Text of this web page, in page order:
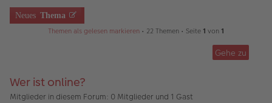
g
B
ei
tr
es
e
n
g
n
g
ei
tr
Neues Thema
Themen als gelesen markieren • 22 Themen • Seite 1 von 1
Gehe zu
Wer ist online?
Mitglieder in diesem Forum: 0 Mitglieder und 1 Gast